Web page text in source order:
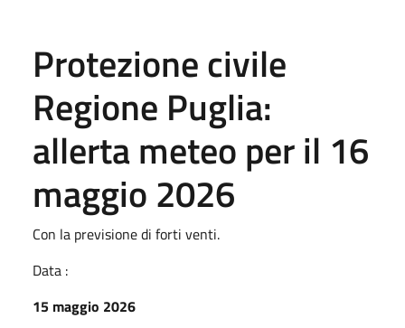
Protezione civile
Regione Puglia:
allerta meteo per il 16
maggio 2026
Con la previsione di forti venti.
Data :
15 maggio 2026